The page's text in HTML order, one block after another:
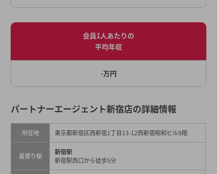
会員1人あたりの
平均年収
-万円
パートナーエージェント新宿店の詳細情報
所在地 東京都新宿区西新宿1丁目13-12西新宿昭和ビル9階
最寄り駅
新宿駅
新宿駅西口から徒歩5分